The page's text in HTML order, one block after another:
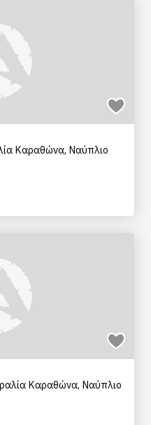
Καραθώνα, Ναύπλιο
Καραθώνα, Ναύπλιο